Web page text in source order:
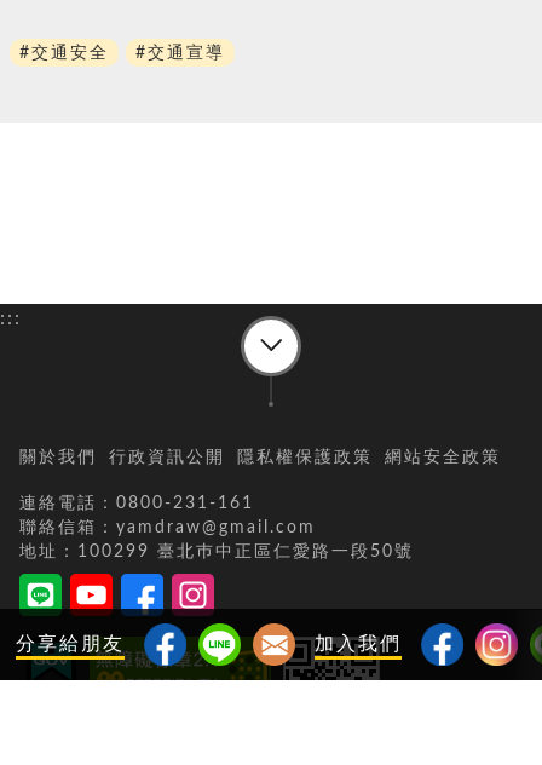
#交通安全 #交通宣導
分享給朋友 加入我們
:::
關於我們 行政資訊公開 隱私權保護政策 網站安全政策
連絡電話：0800-231-161
聯絡信箱：yamdraw@gmail.com
地址：100299 臺北巿中正區仁愛路一段50號